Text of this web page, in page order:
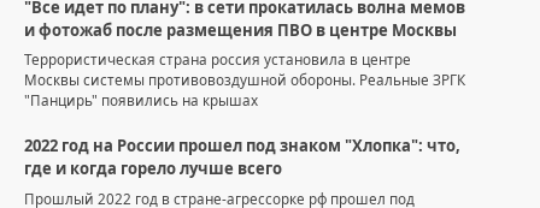
"Все идет по плану": в сети прокатилась волна мемов
и фотожаб после размещения ПВО в центре Москвы
Террористическая страна россия установила в центре
Москвы системы противовоздушной обороны. Реальные ЗРГК
"Панцирь" появились на крышах
2022 год на России прошел под знаком "Хлопка": что,
где и когда горело лучше всего
Прошлый 2022 год в стране-агрессорке рф прошел под